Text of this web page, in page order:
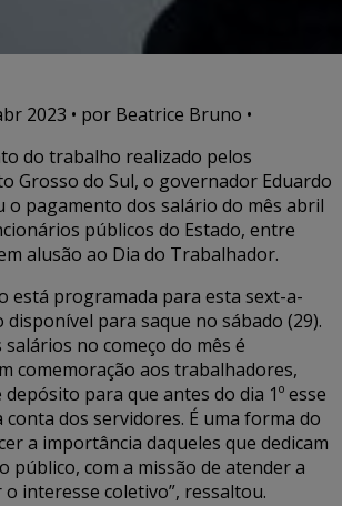
2023 • por Beatrice Bruno •
do trabalho realizado pelos
Grosso do Sul, o governador Eduardo
o pagamento dos salário do mês abril
públicos do Estado, entre
alusão ao Dia do Trabalhador.
está programada para esta sext-a-
disponível para saque no sábado (29).
no começo do mês é
comemoração aos trabalhadores,
para que antes do dia 1º esse
dos servidores. É uma forma do
a importância daqueles que dedicam
público, com a missão de atender a
o interesse coletivo”, ressaltou.